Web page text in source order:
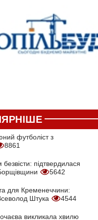
футболіст з
8861
підтвердилася
5642
для Кременеччини:
Штука
4544
викликала хвилю